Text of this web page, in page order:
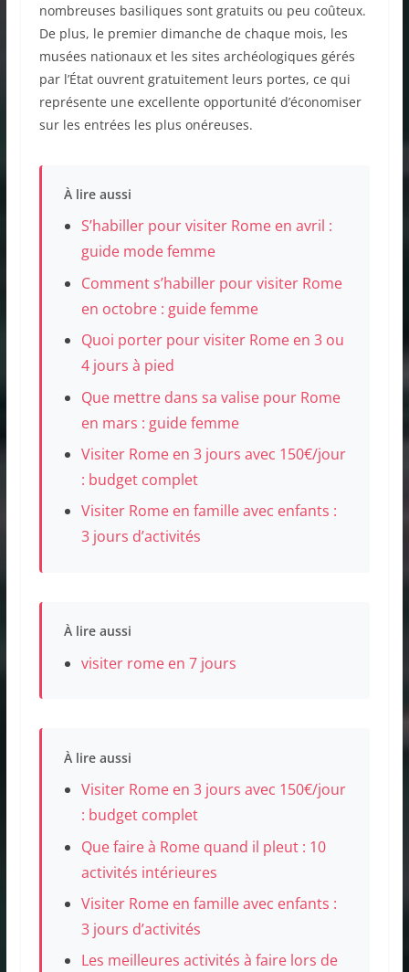
nombreuses basiliques sont gratuits ou peu coûteux.
De plus, le premier dimanche de chaque mois, les
musées nationaux et les sites archéologiques gérés
par l’État ouvrent gratuitement leurs portes, ce qui
représente une excellente opportunité d’économiser
sur les entrées les plus onéreuses.
À lire aussi
S’habiller pour visiter Rome en avril :
guide mode femme
Comment s’habiller pour visiter Rome
en octobre : guide femme
Quoi porter pour visiter Rome en 3 ou
4 jours à pied
Que mettre dans sa valise pour Rome
en mars : guide femme
Visiter Rome en 3 jours avec 150€/jour
: budget complet
Visiter Rome en famille avec enfants :
3 jours d’activités
À lire aussi
visiter rome en 7 jours
À lire aussi
Visiter Rome en 3 jours avec 150€/jour
: budget complet
Que faire à Rome quand il pleut : 10
activités intérieures
Visiter Rome en famille avec enfants :
3 jours d’activités
Les meilleures activités à faire lors de